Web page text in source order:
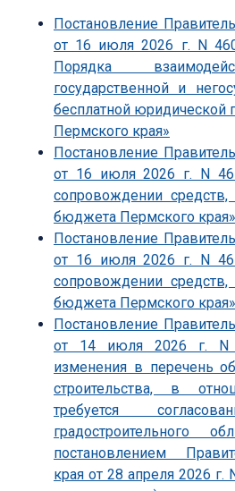
Постановление
от 16 июля 2026 г. N
Порядка
государственной и
бесплатной юридической
Пермского края»
Постановление
от 16 июля 2026 г. N
сопровождении
бюджета Пермского края»
Постановление
от 16 июля 2026 г. N
сопровождении
бюджета Пермского края»
Постановление
от 14 июля 2026 г. N
изменения в перечень
строительства, в
требуется
градостроительного
постановлением
края от 28 апреля 2026 г.